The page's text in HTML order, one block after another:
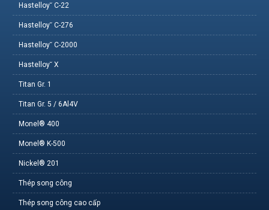
Hastelloy˘ C-22
Hastelloy˘ C-276
Hastelloy˘ C-2000
Hastelloy˘ X
Titan Gr. 1
Titan Gr. 5 / 6Al4V
Monel® 400
Monel® K-500
Nickel® 201
Thép song công
Thép song công cao cấp